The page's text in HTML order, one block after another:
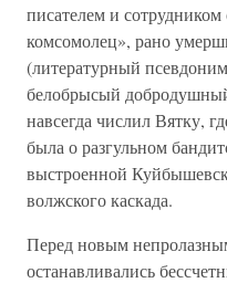
писателем и
комсомолец», рано
(литературный
белобрысый
навсегда числил Вятку,
была о разгульном
выстроенной
волжского каскада.
Перед новым
останавливались